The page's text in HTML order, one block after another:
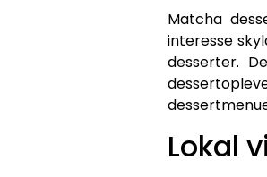
Matcha
interesse
desserter.
Lokal